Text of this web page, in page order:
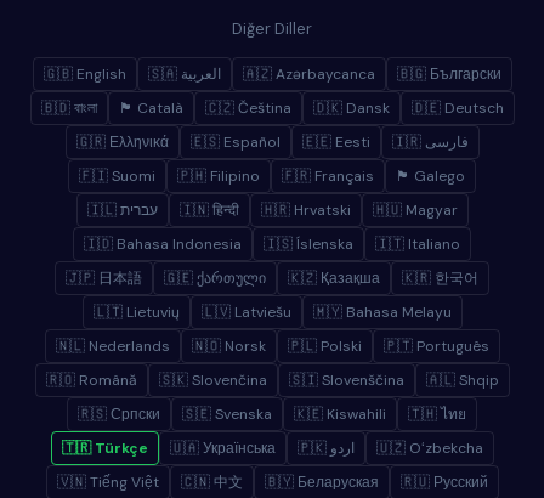
Diğer Diller
🇬🇧 English 🇸🇦 العربية 🇦🇿 Azərbaycanca
🇧🇬 Български
🇧🇩 বাংলা
🏴 Català 🇨🇿 Čeština 🇩🇰 Dansk
🇩🇪 Deutsch
🇬🇷 Ελληνικά
🇪🇸 Español 🇪🇪 Eesti
🇮🇷 فارسی
🇫🇮 Suomi
🇵🇭 Filipino 🇫🇷 Français
🏴 Galego
🇮🇱 עברית
🇮🇳 हिन्दी 🇭🇷 Hrvatski
🇭🇺 Magyar
🇮🇩 Bahasa Indonesia
🇮🇸 Íslenska
🇮🇹 Italiano
🇯🇵 日本語
🇬🇪 ქართული 🇰🇿 Қазақша
🇰🇷 한국어
🇱🇹 Lietuvių
🇱🇻 Latviešu
🇲🇾 Bahasa Melayu
🇳🇱 Nederlands
🇳🇴 Norsk 🇵🇱 Polski
🇵🇹 Português
🇷🇴 Română
🇸🇰 Slovenčina 🇸🇮 Slovenščina
🇦🇱 Shqip
🇷🇸 Српски
🇸🇪 Svenska 🇰🇪 Kiswahili
🇹🇭 ไทย
🇹🇷 Türkçe
🇺🇦 Українська 🇵🇰 اردو
🇺🇿 Oʻzbekcha
🇻🇳 Tiếng Việt
🇨🇳 中文 🇧🇾 Беларуская 🇷🇺 Русский